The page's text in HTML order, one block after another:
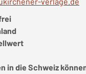
in die Schweiz